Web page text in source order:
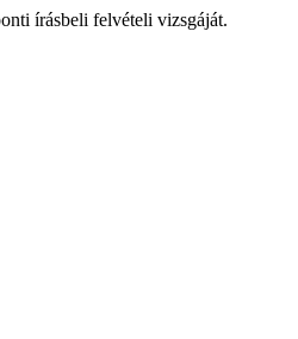
írásbeli felvételi vizsgáját.